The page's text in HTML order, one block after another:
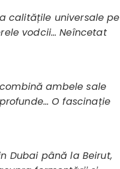
calitățile universale pe
vodcii… Neîncetat
ambele sale
O fascinație
Dubai până la Beirut,